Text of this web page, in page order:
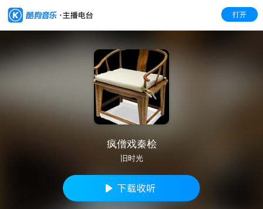
打开
疯僧戏秦桧
旧时光